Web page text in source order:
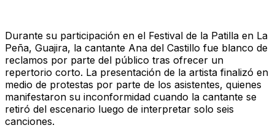
Durante su participación en el Festival de la Patilla en La
Peña, Guajira, la cantante Ana del Castillo fue blanco de
reclamos por parte del público tras ofrecer un
repertorio corto. La presentación de la artista finalizó en
medio de protestas por parte de los asistentes, quienes
manifestaron su inconformidad cuando la cantante se
retiró del escenario luego de interpretar solo seis
canciones.